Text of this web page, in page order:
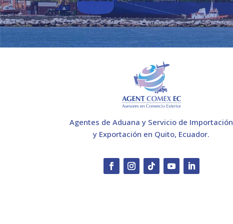
Agentes de Aduana y Servicio de Importación
y Exportación en Quito, Ecuador.